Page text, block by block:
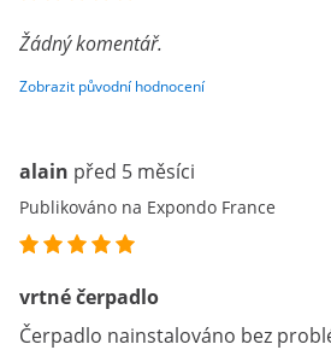
Žádný komentář.
Zobrazit původní hodnocení
alain před 5 měsíci
Publikováno na Expondo France
vrtné čerpadlo
Čerpadlo nainstalováno bez